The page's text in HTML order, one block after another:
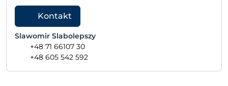
Kontakt
Slawomir Slabolepszy
+48 71 66107 30
+48 605 542 592